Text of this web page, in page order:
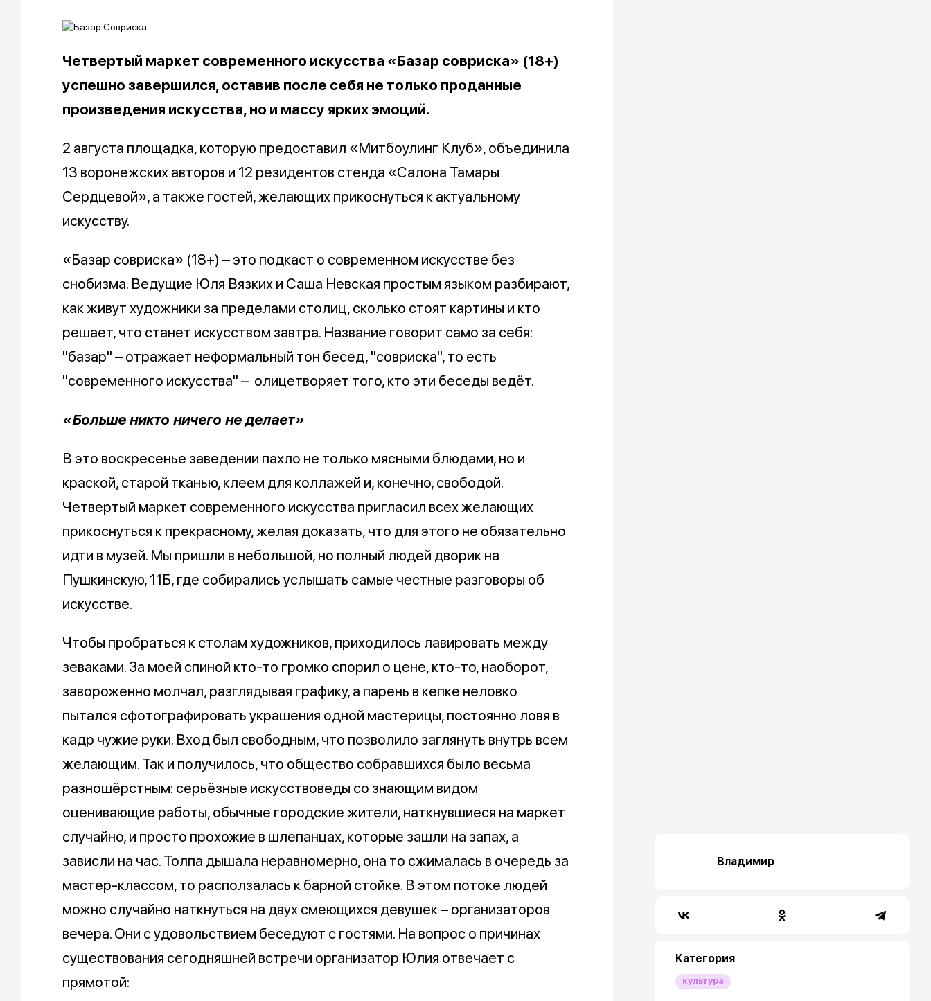
Четвертый маркет современного искусства «Базар совриска» (18+)
успешно завершился, оставив после себя не только проданные
произведения искусства, но и массу ярких эмоций.
2 августа площадка, которую предоставил «Митбоулинг Клуб», объединила
13 воронежских авторов и 12 резидентов стенда «Салона Тамары
Сердцевой», а также гостей, желающих прикоснуться к актуальному
искусству.
«Базар совриска» (18+) – это подкаст о современном искусстве без
снобизма. Ведущие Юля Вязких и Саша Невская простым языком разбирают,
как живут художники за пределами столиц, сколько стоят картины и кто
решает, что станет искусством завтра. Название говорит само за себя:
"базар" – отражает неформальный тон бесед, "совриска", то есть
"современного искусства" – олицетворяет того, кто эти беседы ведёт.
«Больше никто ничего не делает»
В это воскресенье заведении пахло не только мясными блюдами, но и
краской, старой тканью, клеем для коллажей и, конечно, свободой.
Четвертый маркет современного искусства пригласил всех желающих
прикоснуться к прекрасному, желая доказать, что для этого не обязательно
идти в музей. Мы пришли в небольшой, но полный людей дворик на
Пушкинскую, 11Б, где собирались услышать самые честные разговоры об
искусстве.
Чтобы пробраться к столам художников, приходилось лавировать между
зеваками. За моей спиной кто-то громко спорил о цене, кто-то, наоборот,
завороженно молчал, разглядывая графику, а парень в кепке неловко
пытался сфотографировать украшения одной мастерицы, постоянно ловя в
кадр чужие руки. Вход был свободным, что позволило заглянуть внутрь всем
желающим. Так и получилось, что общество собравшихся было весьма
разношёрстным: серьёзные искусствоведы со знающим видом
оценивающие работы, обычные городские жители, наткнувшиеся на маркет
случайно, и просто прохожие в шлепанцах, которые зашли на запах, а
зависли на час. Толпа дышала неравномерно, она то сжималась в очередь за
мастер-классом, то расползалась к барной стойке. В этом потоке людей
можно случайно наткнуться на двух смеющихся девушек – организаторов
вечера. Они с удовольствием беседуют с гостями. На вопрос о причинах
существования сегодняшней встречи организатор Юлия отвечает с
прямотой:
Владимир
Категория
культура